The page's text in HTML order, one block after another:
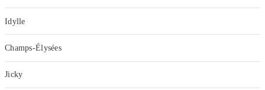
Idylle
Champs-Élysées
Jicky